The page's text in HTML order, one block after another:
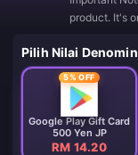
product. It's
Pilih Nilai
5% OFF
Google Play Gift Card
500 Yen JP
RM 14.20